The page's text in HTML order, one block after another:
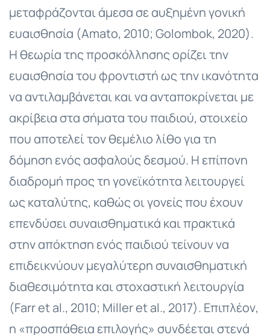
μεταφράζονται άμεσα σε αυξημένη γονική
ευαισθησία (Amato, 2010; Golombok, 2020).
Η θεωρία της προσκόλλησης ορίζει την
ευαισθησία του φροντιστή ως την ικανότητα
να αντιλαμβάνεται και να ανταποκρίνεται με
ακρίβεια στα σήματα του παιδιού, στοιχείο
που αποτελεί τον θεμέλιο λίθο για τη
δόμηση ενός ασφαλούς δεσμού. Η επίπονη
διαδρομή προς τη γονεϊκότητα λειτουργεί
ως καταλύτης, καθώς οι γονείς που έχουν
επενδύσει συναισθηματικά και πρακτικά
στην απόκτηση ενός παιδιού τείνουν να
επιδεικνύουν μεγαλύτερη συναισθηματική
διαθεσιμότητα και στοχαστική λειτουργία
(Farr et al., 2010; Miller et al., 2017). Επιπλέον,
η «προσπάθεια επιλογής» συνδέεται στενά